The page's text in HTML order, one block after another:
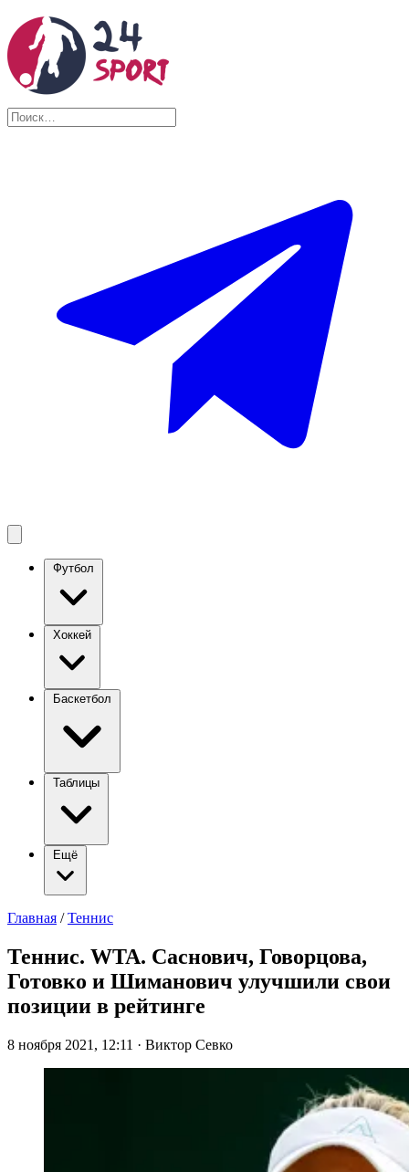
Футбол
Хоккей
Баскетбол
Таблицы
Ещё
Главная / Теннис
Теннис. WTA. Саснович, Говорцова,
Готовко и Шиманович улучшили свои
позиции в рейтинге
8 ноября 2021, 12:11 · Виктор Севко